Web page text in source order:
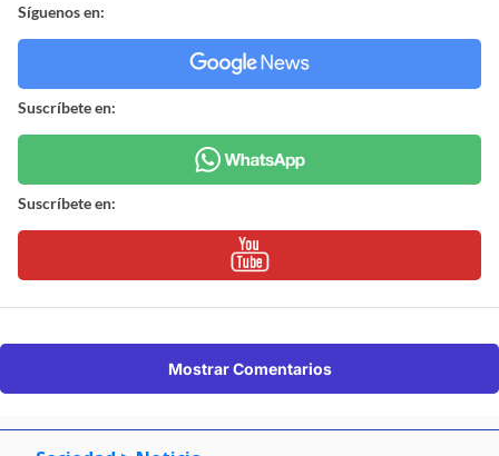
Síguenos en:
Suscríbete en:
Suscríbete en:
Mostrar Comentarios